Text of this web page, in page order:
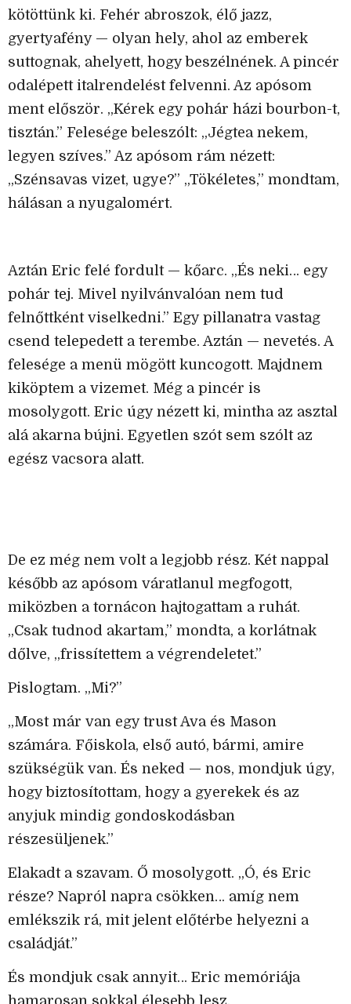
kötöttünk ki. Fehér abroszok, élő jazz,
gyertyafény — olyan hely, ahol az emberek
suttognak, ahelyett, hogy beszélnének. A pincér
odalépett italrendelést felvenni. Az apósom
ment először. „Kérek egy pohár házi bourbon-t,
tisztán.” Felesége beleszólt: „Jégtea nekem,
legyen szíves.” Az apósom rám nézett:
„Szénsavas vizet, ugye?” „Tökéletes,” mondtam,
hálásan a nyugalomért.
Aztán Eric felé fordult — kőarc. „És neki… egy
pohár tej. Mivel nyilvánvalóan nem tud
felnőttként viselkedni.” Egy pillanatra vastag
csend telepedett a terembe. Aztán — nevetés. A
felesége a menü mögött kuncogott. Majdnem
kiköptem a vizemet. Még a pincér is
mosolygott. Eric úgy nézett ki, mintha az asztal
alá akarna bújni. Egyetlen szót sem szólt az
egész vacsora alatt.
De ez még nem volt a legjobb rész. Két nappal
később az apósom váratlanul megfogott,
miközben a tornácon hajtogattam a ruhát.
„Csak tudnod akartam,” mondta, a korlátnak
dőlve, „frissítettem a végrendeletet.”
Pislogtam. „Mi?”
„Most már van egy trust Ava és Mason
számára. Főiskola, első autó, bármi, amire
szükségük van. És neked — nos, mondjuk úgy,
hogy biztosítottam, hogy a gyerekek és az
anyjuk mindig gondoskodásban
részesüljenek.”
Elakadt a szavam. Ő mosolygott. „Ó, és Eric
része? Napról napra csökken… amíg nem
emlékszik rá, mit jelent előtérbe helyezni a
családját.”
És mondjuk csak annyit… Eric memóriája
hamarosan sokkal élesebb lesz.